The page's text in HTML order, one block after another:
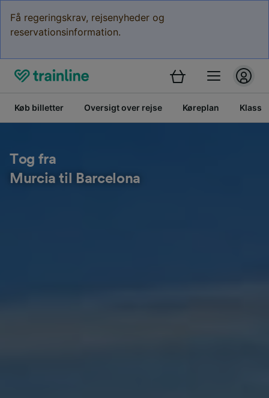
Få regeringskrav, rejsenyheder og
reservationsinformation.
Køb billetter Oversigt over rejse Køreplan
Tog fra
Murcia til Barcelona